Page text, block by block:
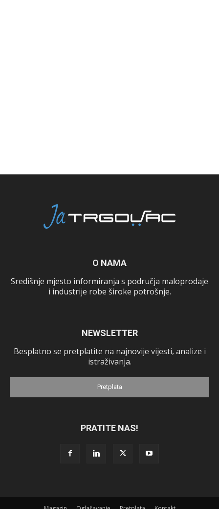
O NAMA
Središnje mjesto informiranja s područja maloprodaje
i industrije robe široke potrošnje.
NEWSLETTER
Besplatno se pretplatite na najnovije vijesti, analize i
istraživanja.
Pretplata
PRATITE NAS!